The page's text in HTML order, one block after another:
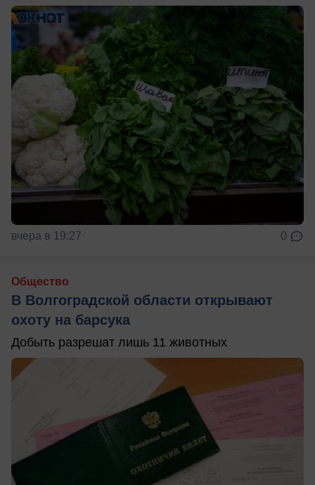
вчера в 19:27 0
Общество
В Волгоградской области открывают
охоту на барсука
Добыть разрешат лишь 11 животных